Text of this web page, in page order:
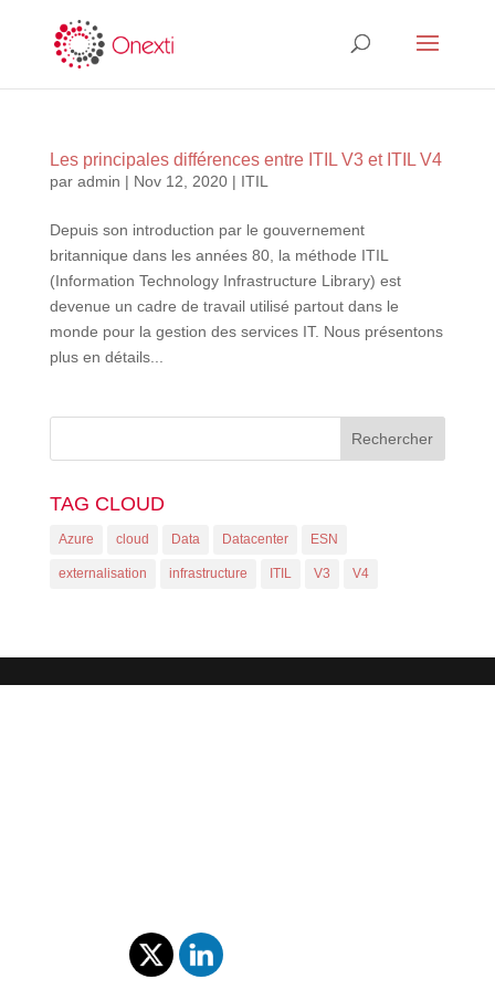
Les principales différences entre ITIL V3 et ITIL V4
par admin | Nov 12, 2020| ITIL
Depuis son introduction par le gouvernement
britannique dans les années 80, la méthode ITIL
(Information Technology Infrastructure Library) est
devenue un cadre de travail utilisé partout dans le
monde pour la gestion des services IT. Nous présentons
plus en détails...
TAG CLOUD
Azure cloud Data Datacenter ESN
externalisation infrastructure ITIL V3 V4